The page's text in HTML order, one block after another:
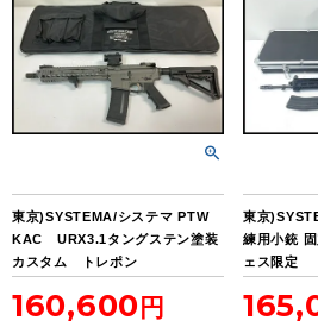
東京)SYSTEMA/システマ PTW
KAC URX3.1タングステン塗装
カスタム トレポン
160,600
東京
練用小銃
ェス限定